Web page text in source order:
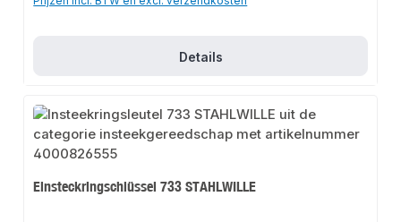
Details
Einsteckringschlüssel 733 STAHLWILLE